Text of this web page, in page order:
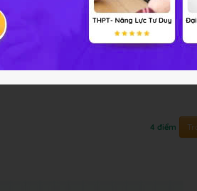
so với mặt đất ở noie có g
vật b. Tìm vận tôc của vật khi
4 điểm